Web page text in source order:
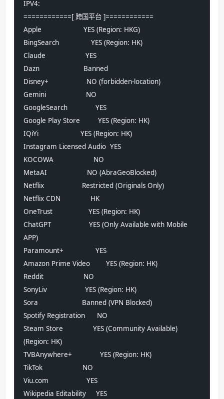
IPV4:
============[ 跨国平台 ]============
Apple                     YES (Region: HKG)
BingSearch                YES (Region: HK)
Claude                    YES
Dazn                      Banned
Disney+                   NO (forbidden-location)
Gemini                    NO
GoogleSearch              YES
Google Play Store         YES (Region: HK)
IQiYi                     YES (Region: HK)
Instagram Licensed Audio  YES
KOCOWA                    NO
MetaAI                    NO (AbraGeoBlocked)
Netflix                   Restricted (Originals Only)
Netflix CDN               HK
OneTrust                  YES (Region: HK)
ChatGPT                   YES (Only Available with Mobile
APP)
Paramount+                YES
Amazon Prime Video        YES (Region: HK)
Reddit                    NO
SonyLiv                   YES (Region: HK)
Sora                      Banned (VPN Blocked)
Spotify Registration      NO
Steam Store               YES (Community Available)
(Region: HK)
TVBAnywhere+              YES (Region: HK)
TikTok                    NO
Viu.com                   YES
Wikipedia Editability     YES